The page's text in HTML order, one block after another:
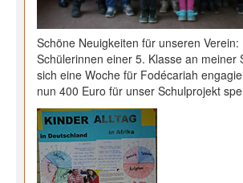
Schöne Neuigkeiten für unseren Verein:
Schülerinnen einer 5. Klasse an meiner
sich eine Woche für Fodécariah
nun 400 Euro für unser Schulprojekt